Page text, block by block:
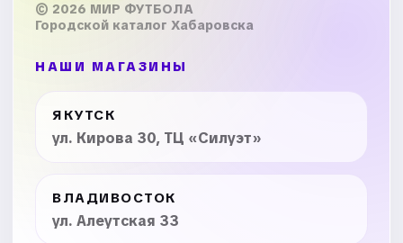
© 2026 МИР ФУТБОЛА
Городской каталог Хабаровска
НАШИ МАГАЗИНЫ
ЯКУТСК
ул. Кирова 30, ТЦ «Силуэт»
ВЛАДИВОСТОК
ул. Алеутская 33